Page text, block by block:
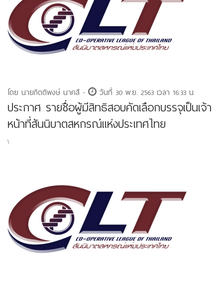
โดย นายกิตติพงษ์ นาคสี - วันที่ 30 พ.ย. 2563 เวลา 16:33 น.
ประกาศ รายชื่อผู้มีสิทธิสอบคัดเลือกบรรจุเป็นเจ้า
หน้าที่สันนิบาตสหกรณ์แห่งประเทศไทย
\